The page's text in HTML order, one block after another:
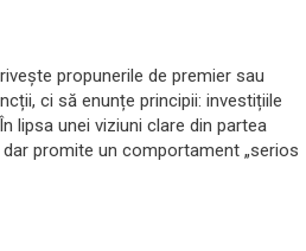
propunerile de premier sau
ci să enunțe principii: investițiile
lipsa unei viziuni clare din partea
promite un comportament „serios